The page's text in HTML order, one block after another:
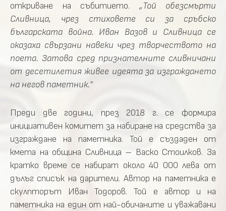
откриване на събитието. „Той обезсмърти
Сливница, чрез стиховете си за сръбско
българската война. Иван Вазов и Сливница се
оказаха свързани навеки чрез творчеството на
поета. Затова сред признателните сливничани
от десетилетия живее идеята за изграждането
на негов паметник."
Преди две години, през 2018 г. се формира
инициативен комитет за набиране на средства за
изграждане на паметника. Той е създаден от
кмета на община Сливница – Васко Стоилков. За
кратко време се набират около 40 000 лева от
дълъг списък на дарители. Автор на паметника е
скулпторът Иван Тодоров. Той е автор и на
паметника на един от най-обичаните и уважавани